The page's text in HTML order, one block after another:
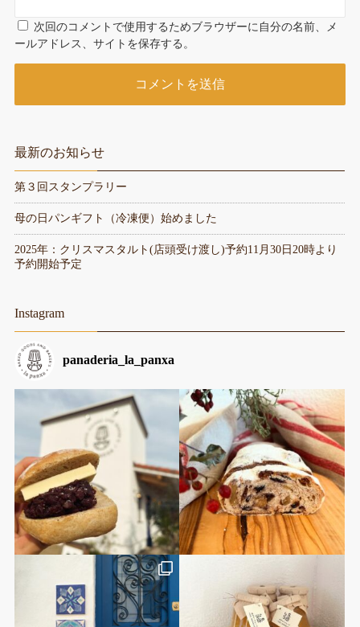
次回のコメントで使用するためブラウザーに自分の名前、メ
ールアドレス、サイトを保存する。
最新のお知らせ
第３回スタンプラリー
母の日パンギフト（冷凍便）始めました
2025年：クリスマスタルト(店頭受け渡し)予約11月30日20時より
予約開始予定
Instagram
panaderia_la_panxa